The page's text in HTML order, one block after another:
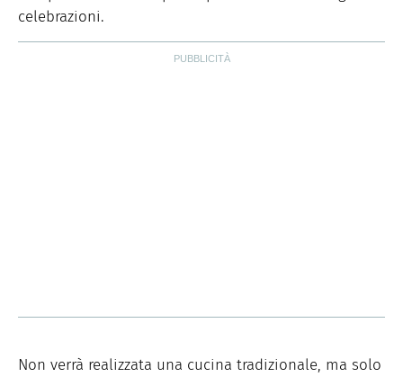
celebrazioni.
Non verrà realizzata una cucina tradizionale, ma solo